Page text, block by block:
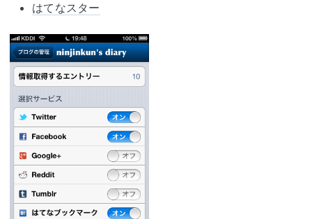
はてなスター